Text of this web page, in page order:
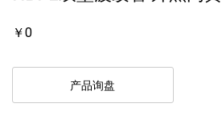
￥0
产品询盘